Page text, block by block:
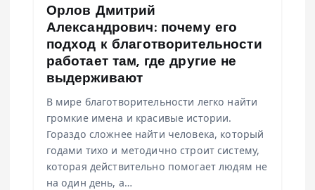
Орлов Дмитрий
Александрович: почему его
подход к благотворительности
работает там, где другие не
выдерживают
В мире благотворительности легко найти
громкие имена и красивые истории.
Гораздо сложнее найти человека, который
годами тихо и методично строит систему,
которая действительно помогает людям не
на один день, а…